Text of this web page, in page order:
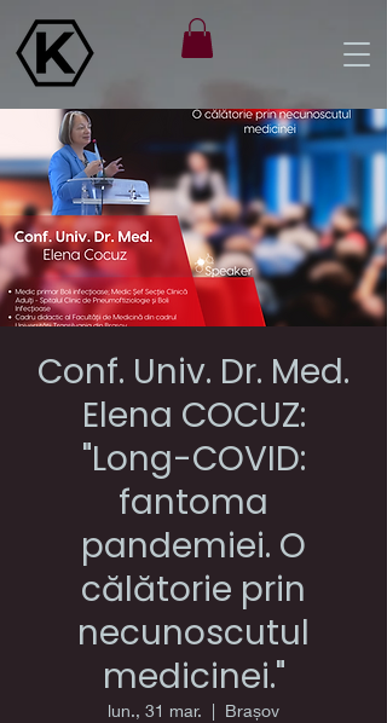
Conf. Univ. Dr. Med.
Elena COCUZ:
"Long-COVID:
fantoma
pandemiei. O
călătorie prin
necunoscutul
medicinei."
lun., 31 mar. Brașov